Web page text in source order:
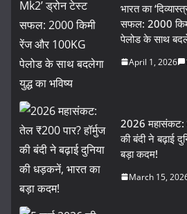
भारत का
सफल: 2000
पेलोड के साथ
April 1, 2026
2026 महासंकट:
की बंदी ने बढ़ाई
बड़ा कदम!
March 15,